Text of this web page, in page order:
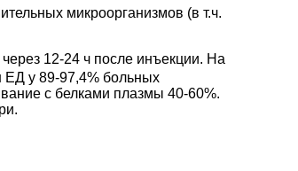
микроорганизмов (в т.ч.
через 12-24 ч после инъекции. На
ЕД у 89-97,4% больных
с белками плазмы 40-60%.